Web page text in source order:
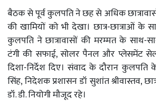
बैठक से पूर्व कुलपति ने छह से अधिक
की खामियों को भी देखा। छात्र-छात्राओं के
कुलपति ने छात्रावासों की मरम्मत के साथ-
टंगी की सफाई, सोलर पैनल और प्लेसमेंट
दिशा-निर्देश दिए। संवाद के दौरान
सिंह, निदेशक प्रशासन डॉ सुशांत श्रीवास्तव,
डॉ. डी. नियोगी मौजूद रहे।